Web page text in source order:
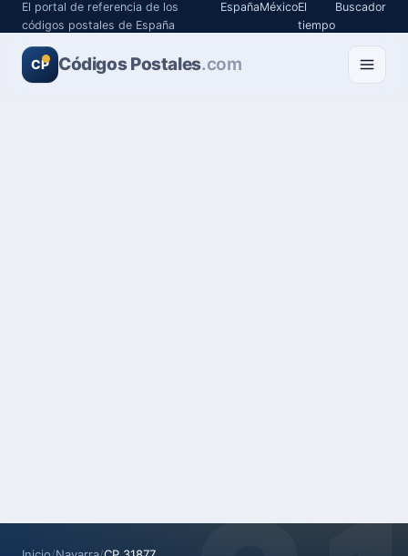
El portal de referencia de los
códigos postales de España
EspañaMéxicoEl
tiempo
Buscador
CP Códigos Postales.com